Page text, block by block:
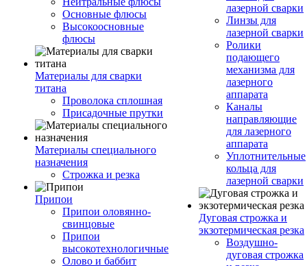
Основные флюсы
Высокоосновные
флюсы
Материалы для сварки
титана
Проволока сплошная
Присадочные прутки
Материалы специального
назначения
Строжка и резка
Припои
Припои оловянно-
свинцовые
Припои
высокотехнологичные
Олово и баббит
лазерной сварки
Линзы для
лазерной сварки
Ролики
подающего
механизма для
лазерного
аппарата
Каналы
направляющие
для лазерного
аппарата
Уплотнительные
кольца для
лазерной сварки
Дуговая строжка и
экзотермическая резка
Воздушно-
дуговая строжка